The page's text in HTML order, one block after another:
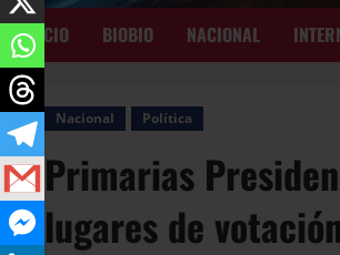
INICIO BIOBIO NACIONAL
Nacional Política
Primarias
lugares de